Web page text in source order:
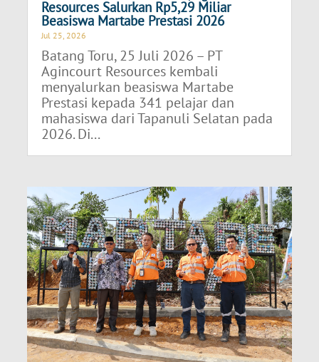
Resources Salurkan Rp5,29 Miliar
Beasiswa Martabe Prestasi 2026
Jul 25, 2026
Batang Toru, 25 Juli 2026 – PT
Agincourt Resources kembali
menyalurkan beasiswa Martabe
Prestasi kepada 341 pelajar dan
mahasiswa dari Tapanuli Selatan pada
2026. Di...